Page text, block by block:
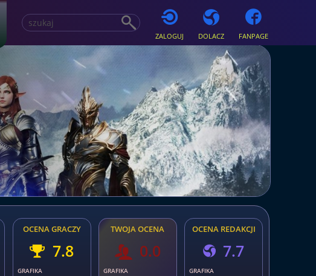
ZALOGUJ DOLACZ FANPAGE
OCENA GRACZY
7.8
GRAFIKA
TWOJA OCENA
0.0
GRAFIKA
OCENA REDAKCJI
7.7
GRAFIKA